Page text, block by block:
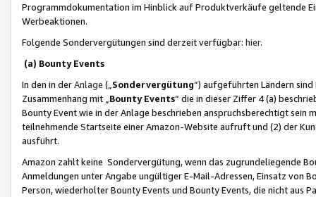
Programmdokumentation im Hinblick auf Produktverkäufe geltende
Werbeaktionen.
Folgende Sondervergütungen sind derzeit verfügbar: hier.
(a) Bounty Events
In den in derAnlage („ Sondervergütung“) aufgeführten Ländern
Zusammenhang mit „ Bounty Events“ die in dieser Ziffer 4 (a)
Bounty Event wie in der Anlage beschrieben anspruchsberechtigt sein
teilnehmende Startseite einer Amazon-Website aufruft und (2) der
ausführt.
Amazon zahlt keine Sondervergütung, wenn das zugrundeliegende
Anmeldungen unter Angabe ungültiger E-Mail-Adressen, Einsatz von
Person, wiederholter Bounty Events und Bounty Events, die nicht